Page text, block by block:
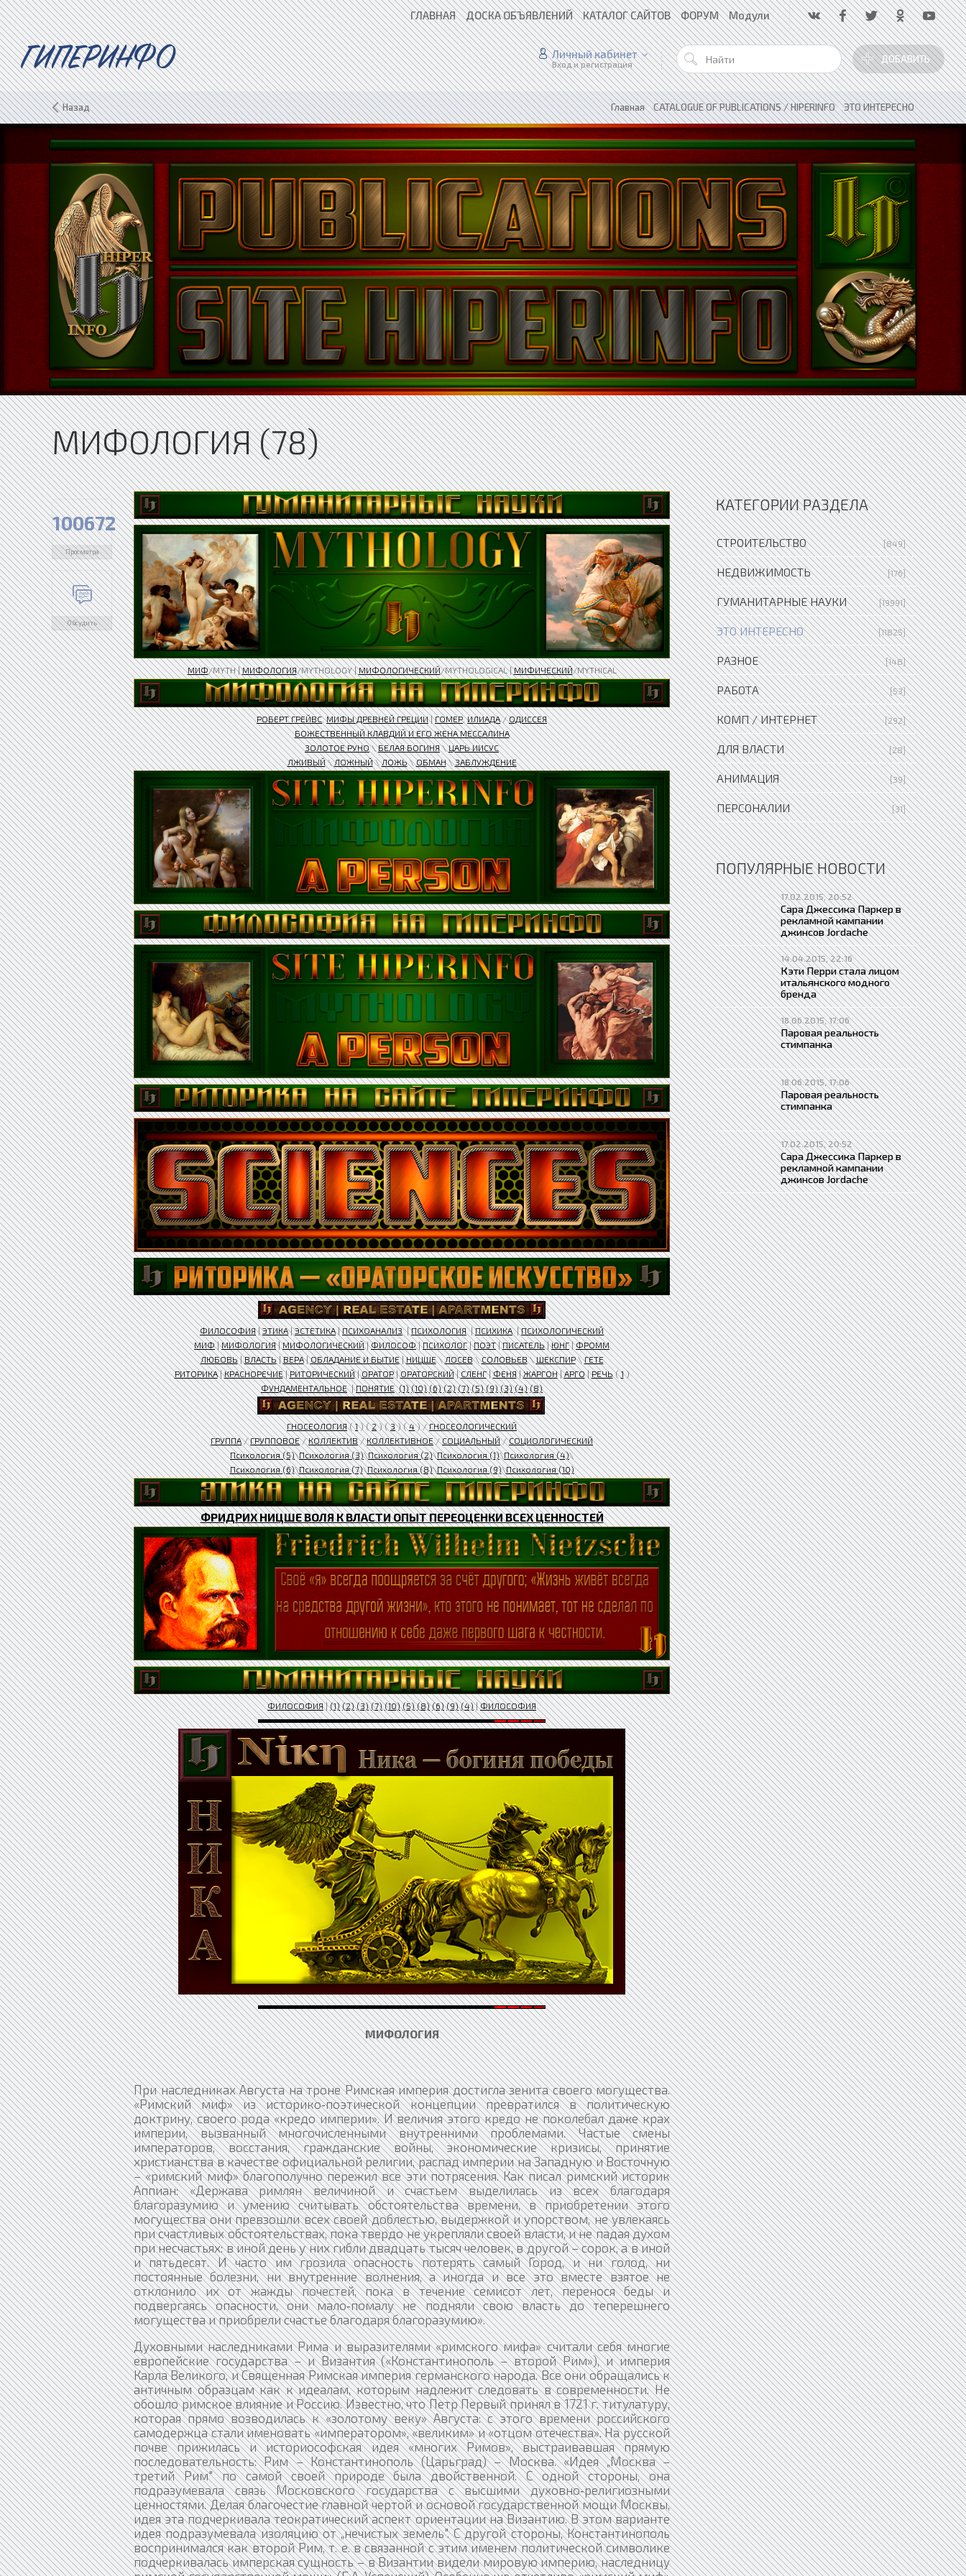
ГЛАВНАЯ ДОСКА ОБЪЯВЛЕНИЙ КАТАЛОГ САЙТОВ ФОРУМ Модули
ГИПЕРИНФО ДОБАВИТЬ
Личный кабинет
Вход и регистрация
Назад Главная»CATALOGUE OF PUBLICATIONS / HIPERINFO»ЭТО ИНТЕРЕСНО
МИФОЛОГИЯ (78)
100672
Просмотра
Обсудить
МИФ/MYTH |МИФОЛОГИЯ/MYTHOLOGY |МИФОЛОГИЧЕСКИЙ/MYTHOLOGICAL |МИФИЧЕСКИЙ/MYTHICAL
РОБЕРТ ГРЕЙВС.МИФЫ ДРЕВНЕЙ ГРЕЦИИ|ГОМЕР.ИЛИАДА/ОДИССЕЯ
БОЖЕСТВЕННЫЙ КЛАВДИЙ И ЕГО ЖЕНА МЕССАЛИНА​
ЗОЛОТОЕ РУНО\БЕЛАЯ БОГИНЯ\ЦАРЬ ИИСУС
ЛЖИВЫЙ\ЛОЖНЫЙ\ЛОЖЬ\ОБМАН\ЗАБЛУЖДЕНИЕ
ФИЛОСОФИЯ|ЭТИКА|ЭСТЕТИКА|ПСИХОАНАЛИЗ|ПСИХОЛОГИЯ|ПСИХИКА|ПСИХОЛОГИЧЕСКИЙ
МИФ|МИФОЛОГИЯ|МИФОЛОГИЧЕСКИЙ|ФИЛОСОФ|ПСИХОЛОГ|ПОЭТ|ПИСАТЕЛЬ|ЮНГ|ФРОММ
ЛЮБОВЬ|ВЛАСТЬ|ВЕРА|ОБЛАДАНИЕ И БЫТИЕ|НИЦШЕ\ЛОСЕВ\СОЛОВЬЕВ\ШЕКСПИР\ГЕТЕ
РИТОРИКА|КРАСНОРЕЧИЕ|РИТОРИЧЕСКИЙ|ОРАТОР|ОРАТОРСКИЙ|СЛЕНГ|ФЕНЯ|ЖАРГОН|АРГО|РЕЧЬ(1)
ФУНДАМЕНТАЛЬНОЕ|ПОНЯТИЕ (1) (10) (6) (2) (7) (5) (9) (3) (4) (8)
ГНОСЕОЛОГИЯ(1) (2) (3) (4) /ГНОСЕОЛОГИЧЕСКИЙ
ГРУППА/ГРУППОВОЕ/КОЛЛЕКТИВ/КОЛЛЕКТИВНОЕ/СОЦИАЛЬНЫЙ/СОЦИОЛОГИЧЕСКИЙ
Психология (5)\Психология (3)\Психология (2)\Психология (1)\Психология (4)\
Психология (6)\Психология (7)\Психология (8)\Психология (9)\Психология (10)
ФРИДРИХ НИЦШЕ ВОЛЯ К ВЛАСТИ ОПЫТ ПЕРЕОЦЕНКИ ВСЕХ ЦЕННОСТЕЙ
ФИЛОСОФИЯ|(1) (2) (3) (7) (10) (5) (8) (6) (9) (4)|ФИЛОСОФИЯ
МИФОЛОГИЯ
При наследниках Августа на троне Римская империя достигла зенита своего могущества.
«Римский миф» из историко‑поэтической концепции превратился в политическую
доктрину, своего рода «кредо империи». И величия этого кредо не поколебал даже крах
империи, вызванный многочисленными внутренними проблемами. Частые смены
императоров, восстания, гражданские войны, экономические кризисы, принятие
христианства в качестве официальной религии, распад империи на Западную и Восточную
– «римский миф» благополучно пережил все эти потрясения. Как писал римский историк
Аппиан: «Держава римлян величиной и счастьем выделилась из всех благодаря
благоразумию и умению считывать обстоятельства времени, в приобретении этого
могущества они превзошли всех своей доблестью, выдержкой и упорством, не увлекаясь
при счастливых обстоятельствах, пока твердо не укрепляли своей власти, и не падая духом
при несчастьях: в иной день у них гибли двадцать тысяч человек, в другой – сорок, а в иной
и пятьдесят. И часто им грозила опасность потерять самый Город, и ни голод, ни
постоянные болезни, ни внутренние волнения, а иногда и все это вместе взятое не
отклонило их от жажды почестей, пока в течение семисот лет, перенося беды и
подвергаясь опасности, они мало‑помалу не подняли свою власть до теперешнего
могущества и приобрели счастье благодаря благоразумию».
Духовными наследниками Рима и выразителями «римского мифа» считали себя многие
европейские государства – и Византия («Константинополь – второй Рим»), и империя
Карла Великого, и Священная Римская империя германского народа. Все они обращались к
античным образцам как к идеалам, которым надлежит следовать в современности. Не
обошло римское влияние и Россию. Известно, что Петр Первый принял в 1721 г. титулатуру,
которая прямо возводилась к «золотому веку» Августа: с этого времени российского
самодержца стали именовать «императором», «великим» и «отцом отечества». На русской
почве прижилась и историософская идея «многих Римов», выстраивавшая прямую
последовательность: Рим – Константинополь (Царьград) – Москва. «Идея „Москва –
третий Рим" по самой своей природе была двойственной. С одной стороны, она
подразумевала связь Московского государства с высшими духовно‑религиозными
ценностями. Делая благочестие главной чертой и основой государственной мощи Москвы,
идея эта подчеркивала теократический аспект ориентации на Византию. В этом варианте
идея подразумевала изоляцию от „нечистых земель". С другой стороны, Константинополь
воспринимался как второй Рим, т. е. в связанной с этим именем политической символике
подчеркивалась имперская сущность – в Византии видели мировую империю, наследницу
КАТЕГОРИИ РАЗДЕЛА
СТРОИТЕЛЬСТВО [849]
НЕДВИЖИМОСТЬ [176]
ГУМАНИТАРНЫЕ НАУКИ [19991]
ЭТО ИНТЕРЕСНО [11825]
РАЗНОЕ [148]
РАБОТА [53]
КОМП / ИНТЕРНЕТ [292]
ДЛЯ ВЛАСТИ [28]
АНИМАЦИЯ [39]
ПЕРСОНАЛИИ [31]
ПОПУЛЯРНЫЕ НОВОСТИ
17.02.2015, 20:52
Сара Джессика Паркер в
рекламной кампании
джинсов Jordache
14.04.2015, 22:16
Кэти Перри стала лицом
итальянского модного
бренда
18.06.2015, 17:06
Паровая реальность
стимпанка
18.06.2015, 17:06
Паровая реальность
стимпанка
17.02.2015, 20:52
Сара Джессика Паркер в
рекламной кампании
джинсов Jordache